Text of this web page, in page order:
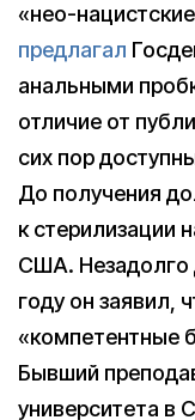
«нео-
предлагал
анальными
отличие от
сих пор
До получения
к стерилизации
США. Незадолго
году он заявил,
«компетентные
Бывший
университета в